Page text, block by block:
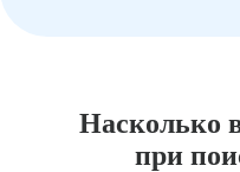
Насколько
при